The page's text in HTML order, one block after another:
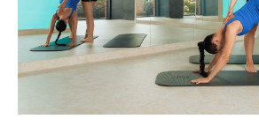
ООО «Вам понравится»
Чойс. Новости Екатеринбурга, люди,
события